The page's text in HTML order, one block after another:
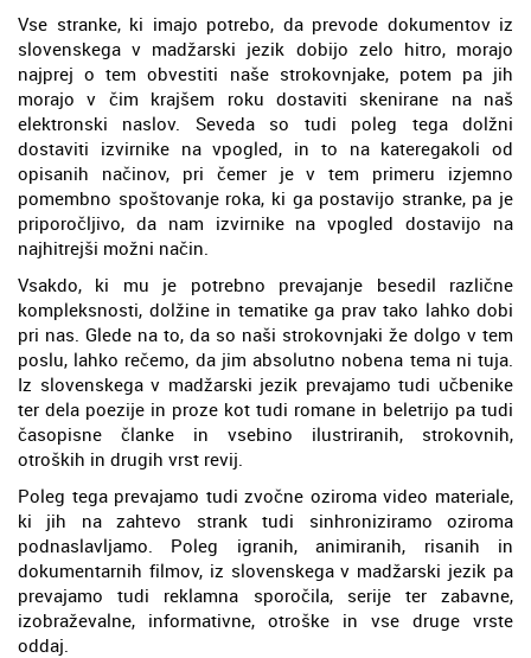
Vse stranke, ki imajo potrebo, da prevode dokumentov iz
slovenskega v madžarski jezik dobijo zelo hitro, morajo
najprej o tem obvestiti naše strokovnjake, potem pa jih
morajo v čim krajšem roku dostaviti skenirane na naš
elektronski naslov. Seveda so tudi poleg tega dolžni
dostaviti izvirnike na vpogled, in to na kateregakoli od
opisanih načinov, pri čemer je v tem primeru izjemno
pomembno spoštovanje roka, ki ga postavijo stranke, pa je
priporočljivo, da nam izvirnike na vpogled dostavijo na
najhitrejši možni način.
Vsakdo, ki mu je potrebno prevajanje besedil različne
kompleksnosti, dolžine in tematike ga prav tako lahko dobi
pri nas. Glede na to, da so naši strokovnjaki že dolgo v tem
poslu, lahko rečemo, da jim absolutno nobena tema ni tuja.
Iz slovenskega v madžarski jezik prevajamo tudi učbenike
ter dela poezije in proze kot tudi romane in beletrijo pa tudi
časopisne članke in vsebino ilustriranih, strokovnih,
otroških in drugih vrst revij.
Poleg tega prevajamo tudi zvočne oziroma video materiale,
ki jih na zahtevo strank tudi sinhroniziramo oziroma
podnaslavljamo. Poleg igranih, animiranih, risanih in
dokumentarnih filmov, iz slovenskega v madžarski jezik pa
prevajamo tudi reklamna sporočila, serije ter zabavne,
izobraževalne, informativne, otroške in vse druge vrste
oddaj.